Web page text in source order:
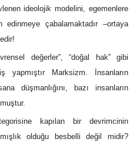
ideolojik modelini, egemenlere
çabalamaktadır ‒ortaya
değerler”, “doğal hak” gibi
yapmıştır Marksizm. İnsanların
düşmanlığını, bazı insanların
kapılan bir devrimcinin
olduğu besbelli değil midir?